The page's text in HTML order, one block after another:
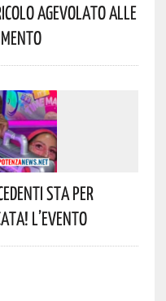
Agevolato Alle
Sta Per
L’evento